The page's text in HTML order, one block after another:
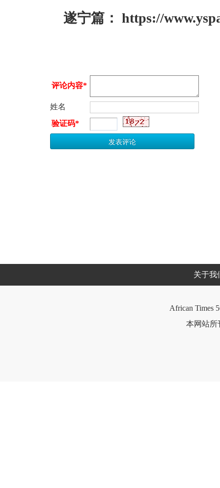
遂宁篇： https://
评论内容*
姓名
验证码*
关于我
African Times
本网站所